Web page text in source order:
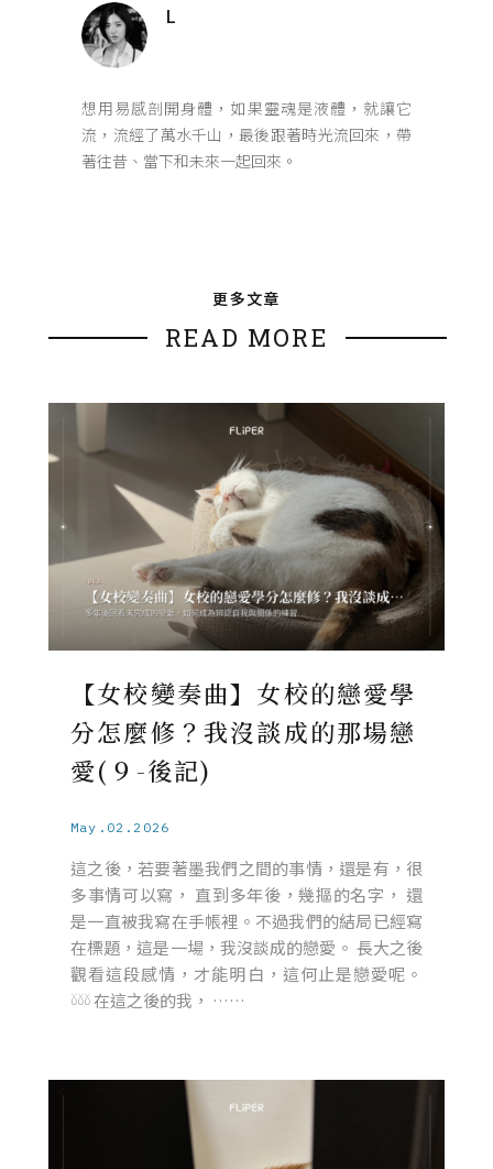
L
想用易感剖開身體，如果靈魂是液體，就讓它
流，流經了萬水千山，最後跟著時光流回來，帶
著往昔、當下和未來一起回來。
更多文章
READ MORE
【女校變奏曲】女校的戀愛學
分怎麼修？我沒談成的那場戀
愛(９-後記)
May.02.2026
這之後，若要著墨我們之間的事情，還是有，很
多事情可以寫， 直到多年後，幾摳的名字， 還
是一直被我寫在手帳裡。不過我們的結局已經寫
在標題，這是一場，我沒談成的戀愛。 長大之後
觀看這段感情，才能明白，這何止是戀愛呢。
𓍱𓍱𓍱 在這之後的我， ……